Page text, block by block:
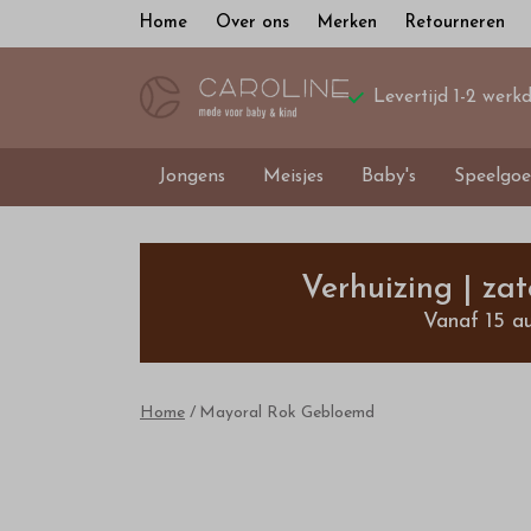
Home Over ons Merken Retourneren
Levertijd 1-2
Jongens Meisjes Baby's
Mayoral
Gebloemd
Verhuizing |
Vanaf 15
Home Mayoral Rok Gebloemd